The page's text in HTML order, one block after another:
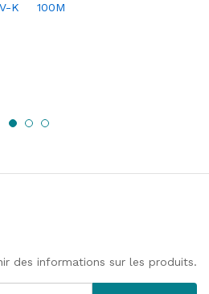
K
100M
des informations sur les produits.